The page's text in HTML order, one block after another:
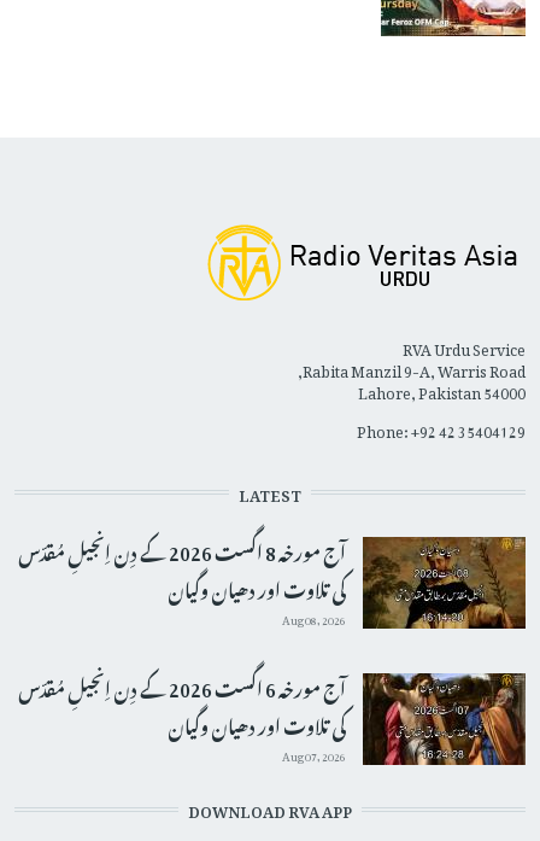
RVA Urdu Service
Rabita Manzil 9-A, Warris Road,
Lahore, Pakistan 54000
Phone: +92 42 35404129
LATEST
آج مورخہ 8 اگست 2026 کے دِن اِنجیلِ مُقدّس
کی تلاوت اور دھیان وگیان
Aug 08, 2026
آج مورخہ 6 اگست 2026 کے دِن اِنجیلِ مُقدّس
کی تلاوت اور دھیان وگیان
Aug 07, 2026
DOWNLOAD RVA APP